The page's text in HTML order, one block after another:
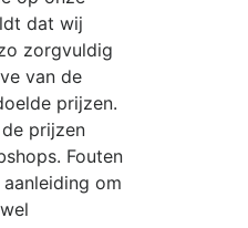
dat wij
zorgvuldig
van de
prijzen.
prijzen
Fouten
om